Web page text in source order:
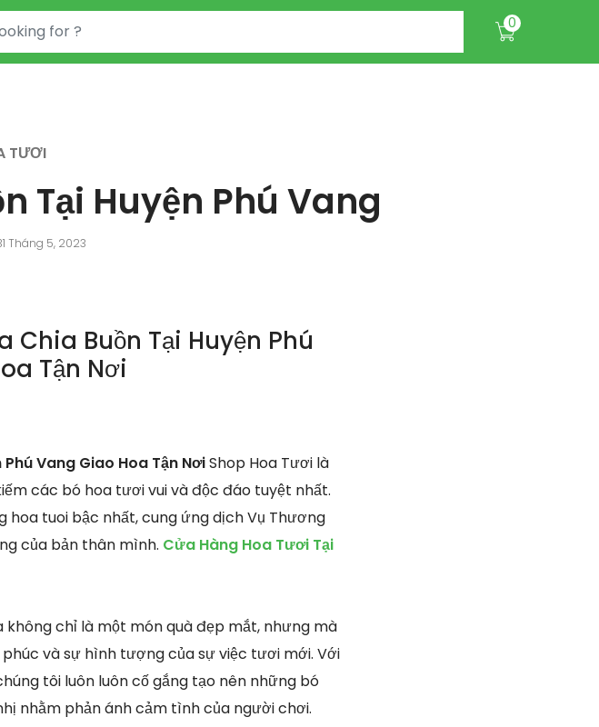
0
TƯƠI
Tại Huyện Phú Vang
Tháng 5, 2023
Chia Buồn Tại Huyện Phú
Tận Nơi
Vang Giao Hoa Tận NơiShop Hoa Tươi là
các bó hoa tươi vui và độc đáo tuyệt nhất.
hoa tuoi bậc nhất, cung ứng dịch Vụ Thương
của bản thân mình. Cửa Hàng Hoa Tươi Tại
không chỉ là một món quà đẹp mắt, nhưng mà
và sự hình tượng của sự việc tươi mới. Với
tôi luôn luôn cố gắng tạo nên những bó
nhằm phản ánh cảm tình của người chơi.